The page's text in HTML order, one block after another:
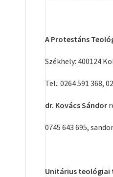
A Protestáns
Székhely: 400124
Tel.: 0264 591 368,
dr. Kovács Sándor
0745 643 695,
Unitárius teológiai